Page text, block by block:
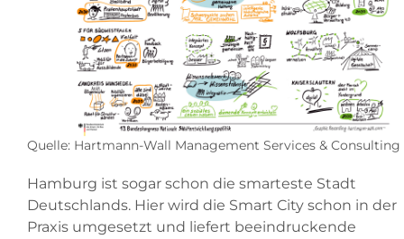
Quelle: Hartmann-Wall Management Services & Consulting
Hamburg ist sogar schon die smarteste Stadt
Deutschlands. Hier wird die Smart City schon in der
Praxis umgesetzt und liefert beeindruckende